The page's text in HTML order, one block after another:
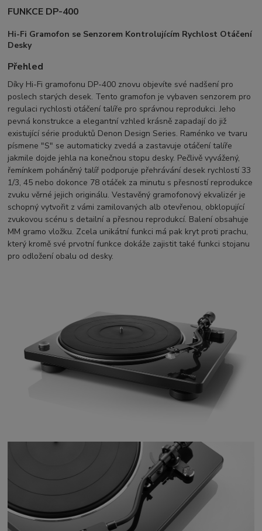
FUNKCE DP-400
Hi-Fi Gramofon se Senzorem Kontrolujícím Rychlost Otáčení
Desky
Přehled
Díky Hi-Fi gramofonu DP-400 znovu objevíte své nadšení pro
poslech starých desek. Tento gramofon je vybaven senzorem pro
regulaci rychlosti otáčení talíře pro správnou reprodukci. Jeho
pevná konstrukce a elegantní vzhled krásně zapadají do již
existující série produktů Denon Design Series. Raménko ve tvaru
písmene "S" se automaticky zvedá a zastavuje otáčení talíře
jakmile dojde jehla na konečnou stopu desky. Pečlivě vyvážený,
řemínkem poháněný talíř podporuje přehrávání desek rychlostí 33
1/3, 45 nebo dokonce 78 otáček za minutu s přesností reprodukce
zvuku věrné jejich originálu. Vestavěný gramofonový ekvalizér je
schopný vytvořit z vámi zamilovaných alb otevřenou, obklopující
zvukovou scénu s detailní a přesnou reprodukcí. Balení obsahuje
MM gramo vložku. Zcela unikátní funkci má pak kryt proti prachu,
který kromě své prvotní funkce dokáže zajistit také funkci stojanu
pro odložení obalu od desky.